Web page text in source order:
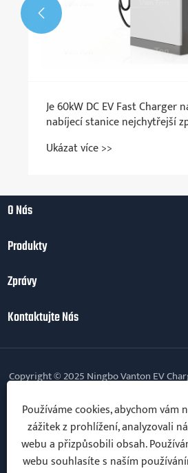
Je 60kW DC EV Fast Charger
nabíjecí stanice nejchytřejší
narušilo váš rozpočet?
Ukázat více >>

O Nás
Produkty
Zprávy
Kontaktujte Nás
Copyright © 2025 Ningbo Vanton EV
Follow Us
Používáme cookies, abychom vám
zážitek z prohlížení, analyzovali
webu a přizpůsobili obsah.
webu souhlasíte s naším